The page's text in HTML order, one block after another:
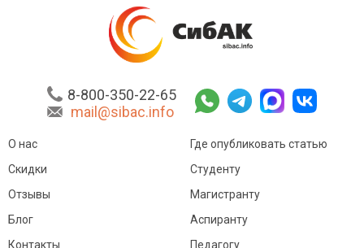
8-800-350-22-65
mail@sibac.info
О нас
Скидки
Отзывы
Блог
Контакты
Где опубликовать статью
Студенту
Магистранту
Аспиранту
Педагогу